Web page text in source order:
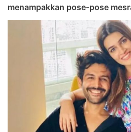
menampakkan pose-pose